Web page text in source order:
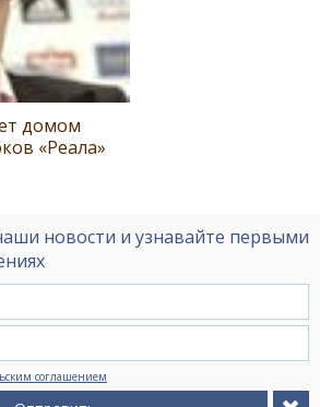
домом
«Реала»
новости и узнавайте первыми
соглашением